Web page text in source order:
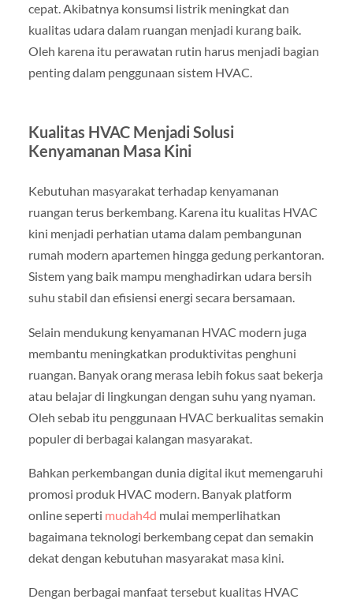
cepat. Akibatnya konsumsi listrik meningkat dan
kualitas udara dalam ruangan menjadi kurang baik.
Oleh karena itu perawatan rutin harus menjadi bagian
penting dalam penggunaan sistem HVAC.
Kualitas HVAC Menjadi Solusi
Kenyamanan Masa Kini
Kebutuhan masyarakat terhadap kenyamanan
ruangan terus berkembang. Karena itu kualitas HVAC
kini menjadi perhatian utama dalam pembangunan
rumah modern apartemen hingga gedung perkantoran.
Sistem yang baik mampu menghadirkan udara bersih
suhu stabil dan efisiensi energi secara bersamaan.
Selain mendukung kenyamanan HVAC modern juga
membantu meningkatkan produktivitas penghuni
ruangan. Banyak orang merasa lebih fokus saat bekerja
atau belajar di lingkungan dengan suhu yang nyaman.
Oleh sebab itu penggunaan HVAC berkualitas semakin
populer di berbagai kalangan masyarakat.
Bahkan perkembangan dunia digital ikut memengaruhi
promosi produk HVAC modern. Banyak platform
online seperti mudah4d mulai memperlihatkan
bagaimana teknologi berkembang cepat dan semakin
dekat dengan kebutuhan masyarakat masa kini.
Dengan berbagai manfaat tersebut kualitas HVAC